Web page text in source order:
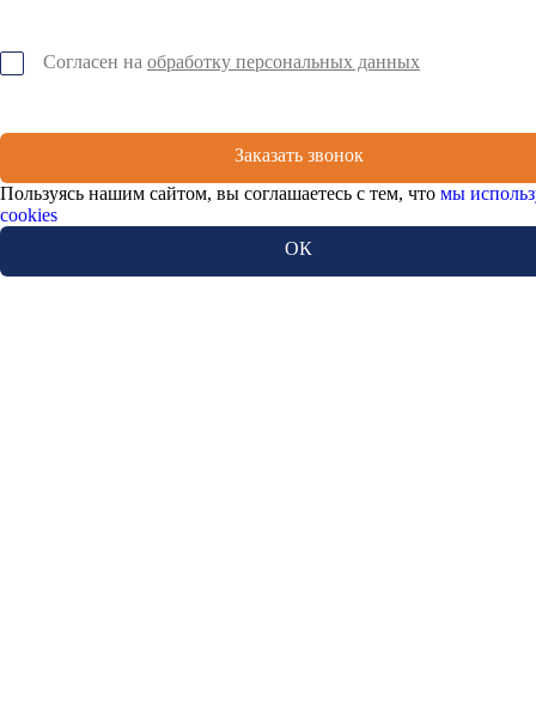
Согласен на обработку персональных данных
Заказать звонок
Пользуясь нашим сайтом, вы соглашаетесь с тем, что мы
cookies
ОК